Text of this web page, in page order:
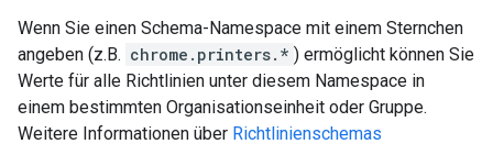
Wenn Sie einen Schema-Namespace mit einem Sternchen
angeben (z.B. chrome.printers.* ) ermöglicht können Sie
Werte für alle Richtlinien unter diesem Namespace in
einem bestimmten Organisationseinheit oder Gruppe.
Weitere Informationen über Richtlinienschemas